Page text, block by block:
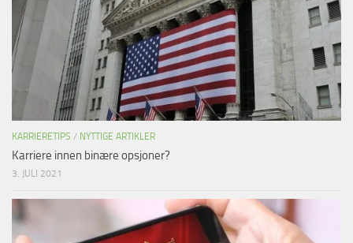
KARRIERETIPS / NYTTIGE ARTIKLER
Karriere innen binære opsjoner?
3. JULI 2021